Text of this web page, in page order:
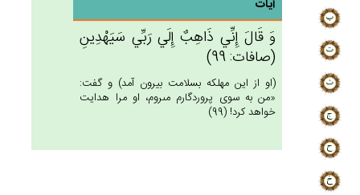
آیات
وَ قَال‌َ إِنِّي‌ ذَاهِب‌ٌ إِلَي‌ رَبِّي‌ سَيَهْدِين‌ِ
(صافات: 99)
(او از اين مهلكه بسلامت بيرون آمد) و گفت:
«من به سوى پروردگارم مى‏روم، او مرا هدايت
خواهد كرد! (99)